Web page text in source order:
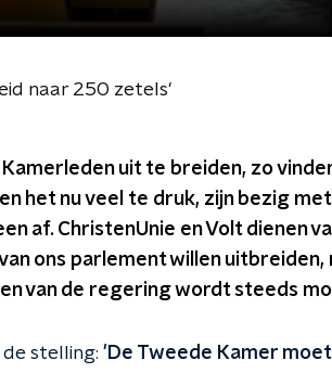
naar 250 zetels'
uit te breiden, zo
het nu veel te druk, zijn bezig
af. ChristenUnie en Volt dienen
ons parlement willen
van de regering wordt steeds
stelling: ' De Tweede Kamer